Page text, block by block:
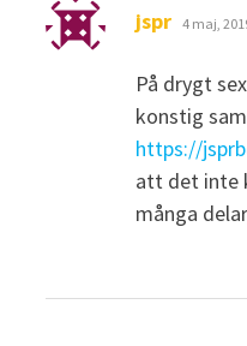
jspr skriver:
4 maj,
På drygt
konstig
https://
att det inte
många